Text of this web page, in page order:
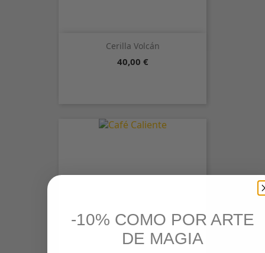
Cerilla Volcán
Precio
40,00 €
-10% COMO POR ARTE
DE MAGIA